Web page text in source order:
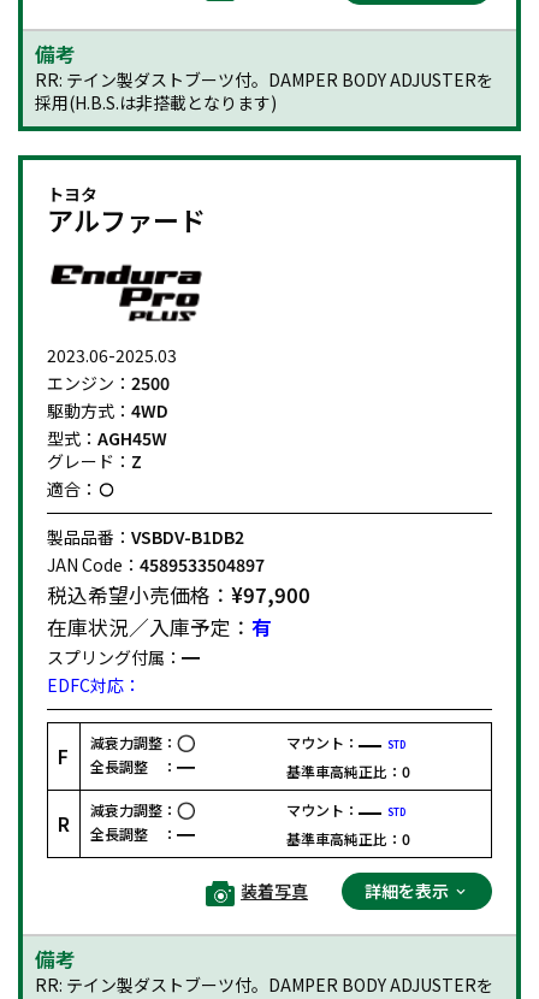
備考
RR: テイン製ダストブーツ付。DAMPER BODY ADJUSTERを
採用(H.B.S.は非搭載となります)
トヨタ
アルファード
2023.06-2025.03
エンジン： 2500
駆動方式： 4WD
型式： AGH45W
グレード： Z
適合：
製品品番： VSBDV-B1DB2
JAN Code： 4589533504897
税込希望小売価格： ¥97,900
在庫状況／入庫予定： 有
スプリング付属：
EDFC対応：
F
減衰力調整：
全長調整 ：
マウント： STD
基準車高純正比： 0
R
減衰力調整：
全長調整 ：
マウント： STD
基準車高純正比： 0
装着写真 詳細を表示
備考
RR: テイン製ダストブーツ付。DAMPER BODY ADJUSTERを